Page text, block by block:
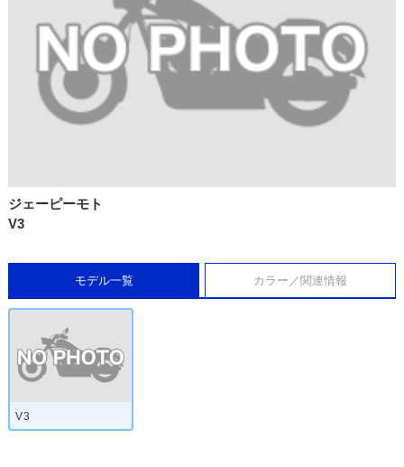
ジェーピーモト
V3
モデル一覧 カラー／関連情報
V3